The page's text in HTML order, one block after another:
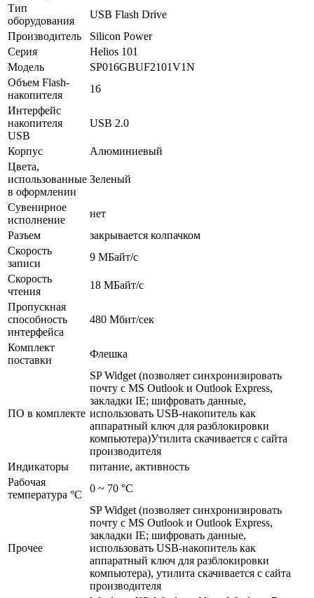
Тип
оборудования
USB Flash Drive
Производитель
Silicon Power
Серия
Helios 101
Модель
SP016GBUF2101V1N
Объем Flash-
накопителя
16
Интерфейс
накопителя
USB
USB 2.0
Корпус
Алюминиевый
Цвета,
использованные
в оформлении
Зеленый
Сувенирное
исполнение
нет
Разъем
закрывается колпачком
Скорость
записи
9 МБайт/­с
Скорость
чтения
18 МБайт/­с
Пропускная
способность
интерфейса
480 Мбит/­сек
Комплект
поставки
Флешка
ПО в комплекте
SP Widget (позволяет синхронизировать
почту с MS Outlook и Outlook Express,
закладки IE; шифровать данные,
использовать USB-накопитель как
аппаратный ключ для разблокировки
компьютера)Утилита скачивается с сайта
производителя
Индикаторы
питание, активность
Рабочая
температура °С
0 ~ 70 °C
Прочее
SP Widget (позволяет синхронизировать
почту с MS Outlook и Outlook Express,
закладки IE; шифровать данные,
использовать USB-накопитель как
аппаратный ключ для разблокировки
компьютера), утилита скачивается с сайта
производителя